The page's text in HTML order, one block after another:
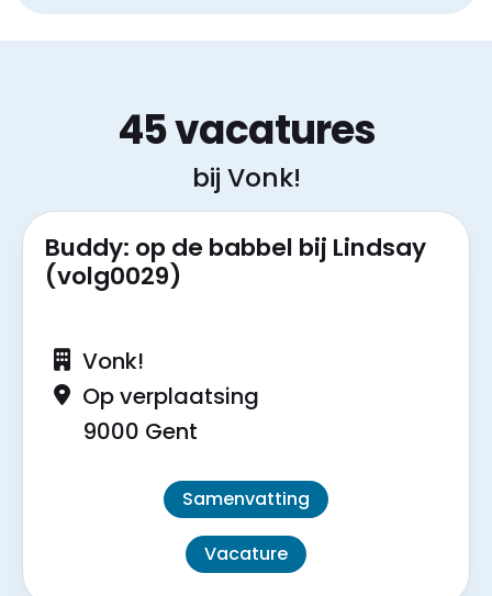
45 vacatures
bij Vonk!
Buddy: op de babbel bij Lindsay
(volg0029)
Vonk!
Op verplaatsing
9000 Gent
Samenvatting
Vacature